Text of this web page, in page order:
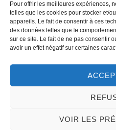
Pour offrir les meilleures expériences,
telles que les cookies pour stocker et/
appareils. Le fait de consentir à ces
des données telles que le
sur ce site. Le fait de ne pas consentir
avoir un effet négatif sur certaines
VOIR LES
45130 – Meung-sur-Loire
mairie@meung-
©Direction de l'information légale et